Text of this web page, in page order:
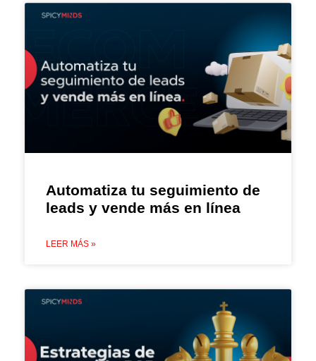
Automatiza tu seguimiento de
leads y vende más en línea
LEER MÁS »